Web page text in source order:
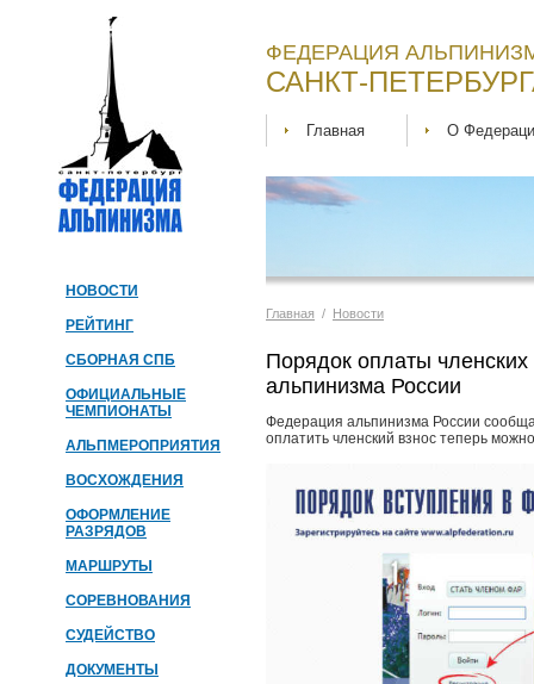
НОВОСТИ
РЕЙТИНГ
СБОРНАЯ СПБ
ОФИЦИАЛЬНЫЕ
ЧЕМПИОНАТЫ
АЛЬПМЕРОПРИЯТИЯ
ВОСХОЖДЕНИЯ
ОФОРМЛЕНИЕ
РАЗРЯДОВ
МАРШРУТЫ
СОРЕВНОВАНИЯ
СУДЕЙСТВО
ДОКУМЕНТЫ
ФЕДЕРАЦИЯ
САНКТ-
Главная О
Главная / Новости
Порядок оплаты
альпинизма России
Федерация альпинизма России
оплатить членский взнос теперь